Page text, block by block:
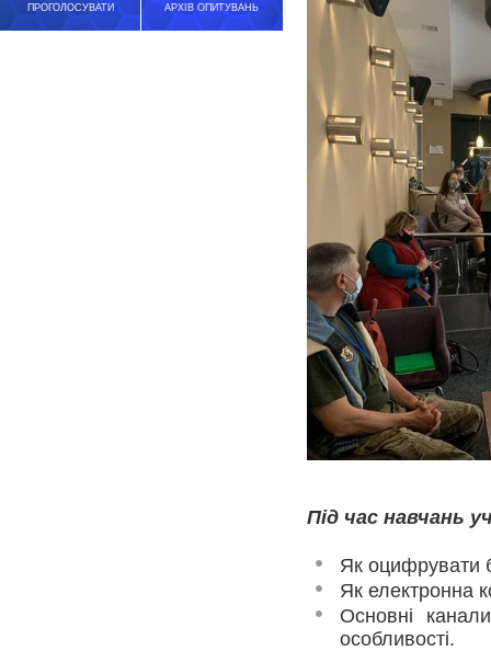
ПРОГОЛОСУВАТИ АРХІВ ОПИТУВАНЬ
Під час навчань
Як оцифрувати
Як електронна
Основні
особливості.